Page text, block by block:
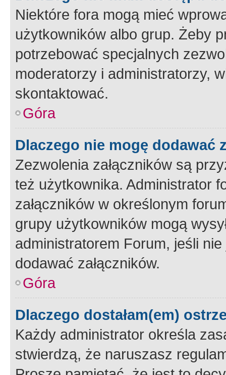
Niektóre fora mogą mieć
użytkowników albo grup. Żeby
potrzebować specjalnych
moderatorzy i administratorzy,
skontaktować.
Góra
Dlaczego nie mogę dodawać
Zezwolenia załączników są
też użytkownika. Administrator
załączników w określonym
grupy użytkowników mogą
administratorem Forum, jeśli
dodawać załączników.
Góra
Dlaczego dostałam(em)
Każdy administrator określa
stwierdzą, że naruszasz